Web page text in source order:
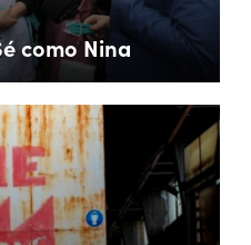
como Nina